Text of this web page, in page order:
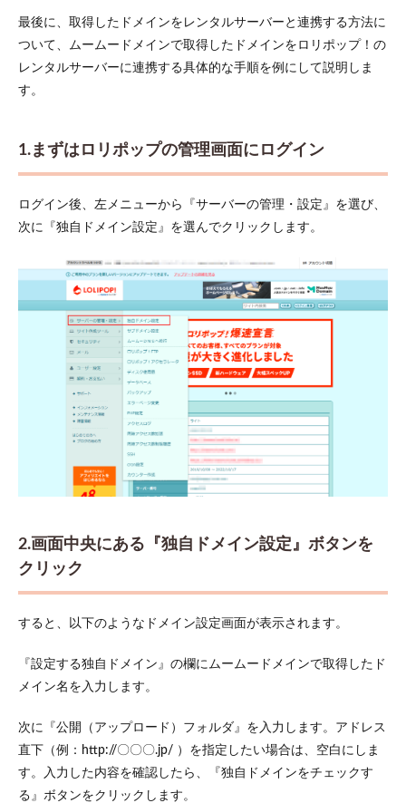
最後に、取得したドメインをレンタルサーバーと連携する方法に
ついて、ムームードメインで取得したドメインをロリポップ！の
レンタルサーバーに連携する具体的な手順を例にして説明しま
す。
1.まずはロリポップの管理画面にログイン
ログイン後、左メニューから『サーバーの管理・設定』を選び、
次に『独自ドメイン設定』を選んでクリックします。
2.画面中央にある『独自ドメイン設定』ボタンを
クリック
すると、以下のようなドメイン設定画面が表示されます。
『設定する独自ドメイン』の欄にムームードメインで取得したド
メイン名を入力します。
次に『公開（アップロード）フォルダ』を入力します。アドレス
直下（例：http://〇〇〇.jp/ ）を指定したい場合は、空白にしま
す。入力した内容を確認したら、『独自ドメインをチェックす
る』ボタンをクリックします。